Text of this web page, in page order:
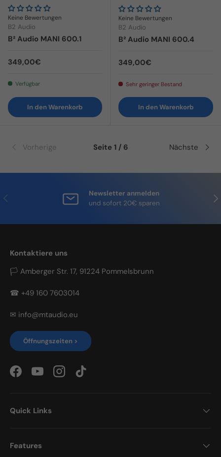
Keine Bewertungen
B2 Audio
B² Audio MANI 600.1
Normaler Preis
349,00€
Verfügbar
In den Warenkorb
Keine Bewertungen
B2 Audio
B² Audio MANI 600.4
Normaler Preis
349,00€
Sehr geringer Bestand
In den Warenkorb
Vorherige Seite 1 / 6 Nächste
Vorherige
Newsletter anmelden
und sofort 20€ sparen
Kontaktiere uns
🏳 Amberger Str. 17, 91224 Pommelsbrunn
☎ +49 160 7603014
✉ info@mtaudio.eu
Öffnungszeiten >
FacebookYouTubeInstagramTikTok
Quick Links
Features